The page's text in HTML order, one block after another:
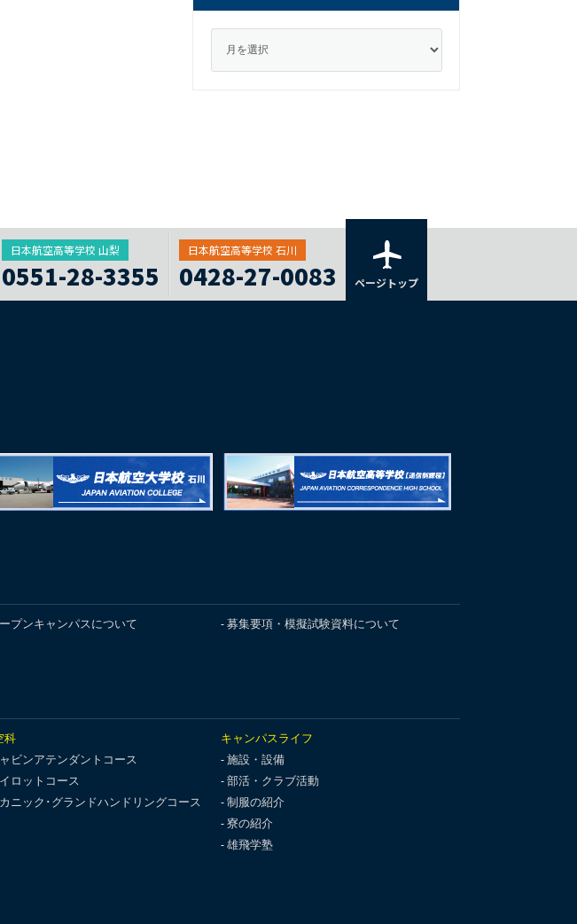
日本航空高等学校 山梨
0551-28-3355
日本航空高等学校 石川
0428-27-0083 ページトップ
プンキャンパスについて 募集要項・模擬試験資料について
科
ビンアテンダントコース
ロットコース
ニック･グランドハンドリングコース
キャンパスライフ
施設・設備
部活・クラブ活動
制服の紹介
寮の紹介
雄飛学塾